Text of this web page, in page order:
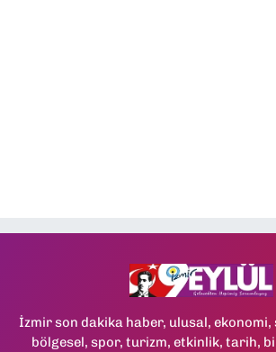
İzmir son dakika haber, ulusal, ekonomi,
bölgesel, spor, turizm, etkinlik, tarih,